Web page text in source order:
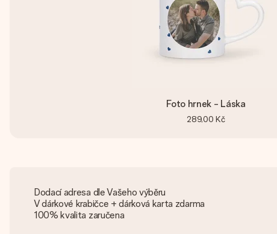
Foto hrnek - Láska
289,00 Kč
Dodací adresa dle Vašeho výběru
V dárkové krabičce + dárková karta zdarma
100% kvalita zaručena